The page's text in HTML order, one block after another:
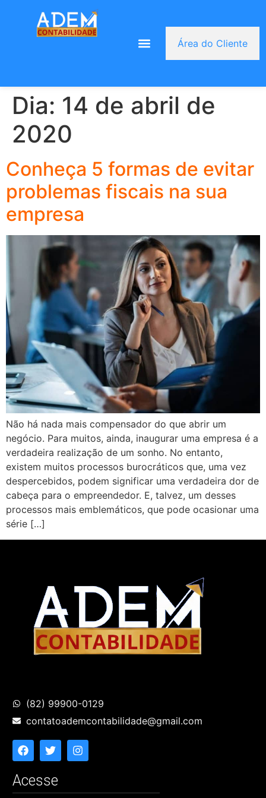
Área do Cliente
Dia: 14 de abril de
2020
Conheça 5 formas de evitar
problemas fiscais na sua
empresa
Não há nada mais compensador do que abrir um
negócio. Para muitos, ainda, inaugurar uma empresa é a
verdadeira realização de um sonho. No entanto,
existem muitos processos burocráticos que, uma vez
despercebidos, podem significar uma verdadeira dor de
cabeça para o empreendedor. E, talvez, um desses
processos mais emblemáticos, que pode ocasionar uma
série […]
(82) 99900-0129
contatoademcontabilidade@gmail.com
Acesse